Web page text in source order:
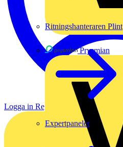
Prysmian
Ritningshanteraren Plint
Expertpaneler
Logga in Registrera dig